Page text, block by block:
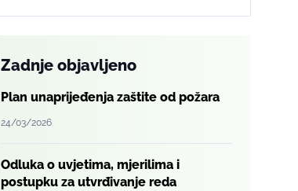
Zadnje objavljeno
Plan unaprijeđenja zaštite od požara
24/03/2026
Odluka o uvjetima, mjerilima i
postupku za utvrđivanje reda